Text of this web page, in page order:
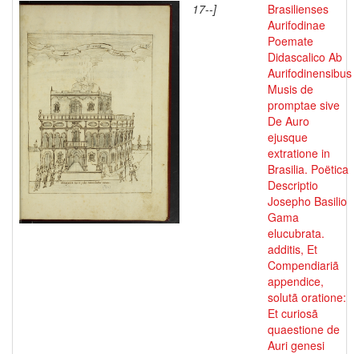
17--]
Brasilienses
Aurifodinae
Poemate
Didascalico Ab
Aurifodinensibus
Musis de
promptae sive
De Auro
ejusque
extratione in
Brasilia. Poëtica
Descriptio
Josepho Basilio
Gama
elucubrata.
additis, Et
Compendiariã
appendice,
solutã oratione:
Et curiosã
quaestione de
Auri genesi